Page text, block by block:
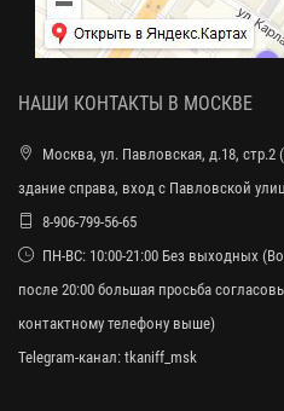
НАШИ КОНТАКТЫ В МОСКВЕ
Москва, ул. Павловская, д.18, стр.2
здание справа, вход с Павловской
8-906-799-56-65
ПН-ВС: 10:00-21:00 Без выходных
после 20:00 большая просьба
контактному телефону выше)
Telegram-канал: tkaniff_msk